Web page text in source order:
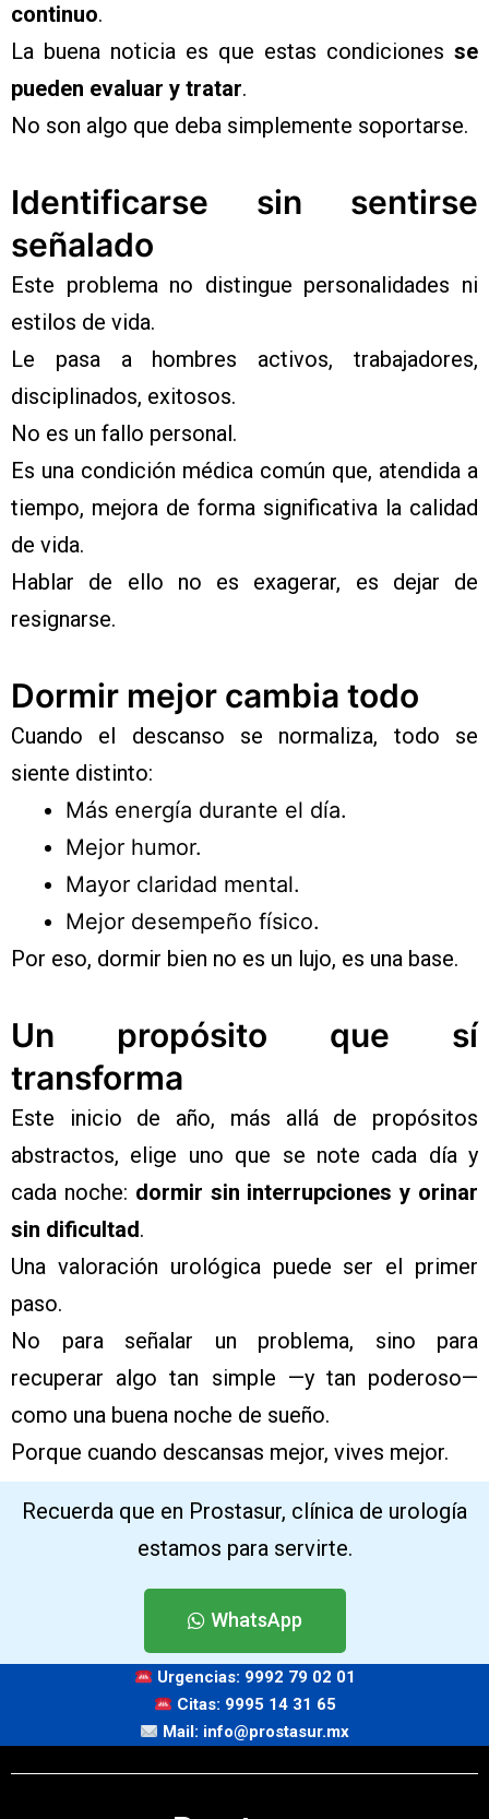
continuo.
La buena noticia es que estas condiciones se
pueden evaluar y tratar.
No son algo que deba simplemente soportarse.
Identificarse sin sentirse
señalado
Este problema no distingue personalidades ni
estilos de vida.
Le pasa a hombres activos, trabajadores,
disciplinados, exitosos.
No es un fallo personal.
Es una condición médica común que, atendida a
tiempo, mejora de forma significativa la calidad
de vida.
Hablar de ello no es exagerar, es dejar de
resignarse.
Dormir mejor cambia todo
Cuando el descanso se normaliza, todo se
siente distinto:
Más energía durante el día.
Mejor humor.
Mayor claridad mental.
Mejor desempeño físico.
Por eso, dormir bien no es un lujo, es una base.
Un propósito que sí
transforma
Este inicio de año, más allá de propósitos
abstractos, elige uno que se note cada día y
cada noche: dormir sin interrupciones y orinar
sin dificultad.
Una valoración urológica puede ser el primer
paso.
No para señalar un problema, sino para
recuperar algo tan simple —y tan poderoso—
como una buena noche de sueño.
Porque cuando descansas mejor, vives mejor.
Recuerda que en Prostasur, clínica de urología
estamos para servirte.
WhatsApp
Urgencias: 9992 79 02 01
Citas: 9995 14 31 65
Mail: info@prostasur.mx